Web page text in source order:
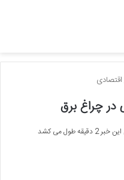
اقتصادی
در چراغ برق
دقیقه طول می کشد